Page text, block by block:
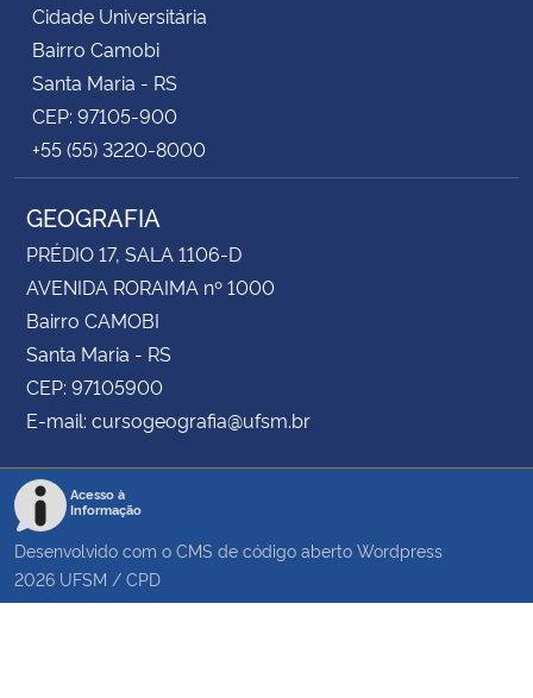
Cidade Universitária
Bairro Camobi
Santa Maria - RS
CEP: 97105-900
+55 (55) 3220-8000
GEOGRAFIA
PRÉDIO 17, SALA 1106-D
AVENIDA RORAIMA nº 1000
Bairro CAMOBI
Santa Maria - RS
CEP: 97105900
E-mail: cursogeografia@ufsm.br
Acesso à
Informação
Desenvolvido com o CMS de código aberto Wordpress
2026 UFSM / CPD